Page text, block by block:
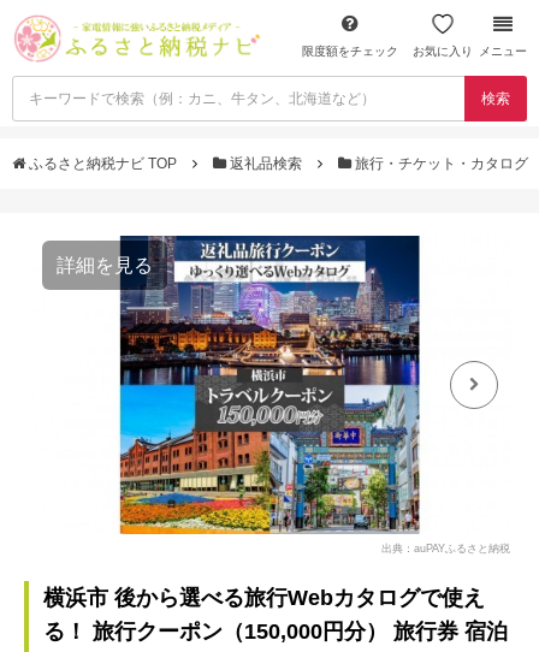
限度額をチェック お気に入り メニュー
検索
ふるさと納税ナビ TOP 返礼品検索 旅行・チケット・カタログ
詳細を見る
出典：auPAYふるさと納税
横浜市 後から選べる旅行Webカタログで使え
る！ 旅行クーポン（150,000円分） 旅行券 宿泊